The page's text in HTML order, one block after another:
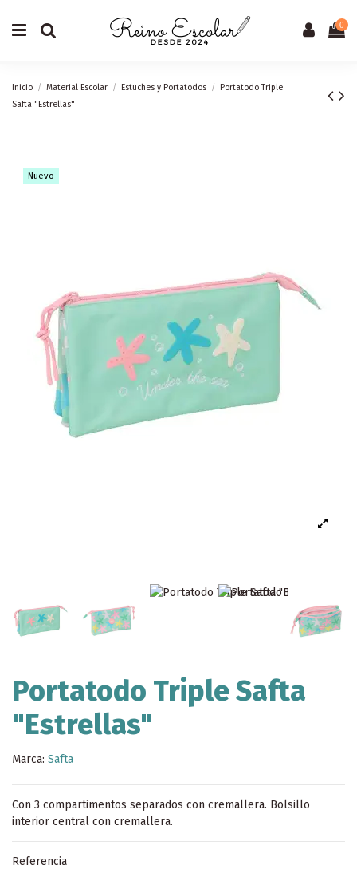
0
Inicio Material Escolar Estuches y Portatodos
Portatodo Triple
Safta "Estrellas"
Nuevo
Portatodo Triple Safta
"Estrellas"
Marca: Safta
Con 3 compartimentos separados con cremallera. Bolsillo
interior central con cremallera.
Referencia